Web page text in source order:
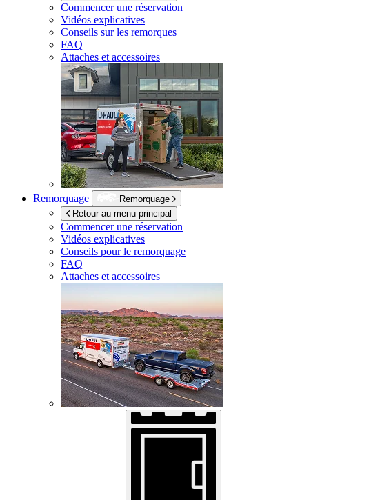
Commencer une réservation
Vidéos explicatives
Conseils sur les remorques
FAQ
Attaches et accessoires
Remorquage
Remorquage
Retour au menu principal
Commencer une réservation
Vidéos explicatives
Conseils pour le remorquage
FAQ
Attaches et accessoires